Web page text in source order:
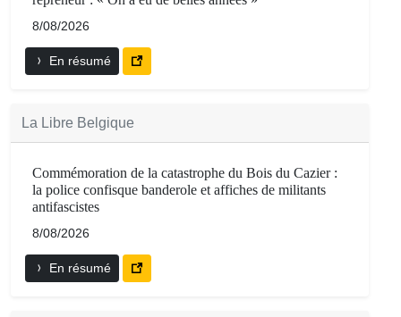
8/08/2026
En résumé
La Libre Belgique
Commémoration de la catastrophe du Bois du Cazier :
la police confisque banderole et affiches de militants
antifascistes
8/08/2026
En résumé